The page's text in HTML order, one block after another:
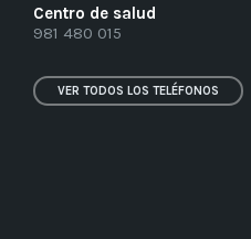
Centro de salud
981 480 015
VER TODOS LOS TELÉFONOS